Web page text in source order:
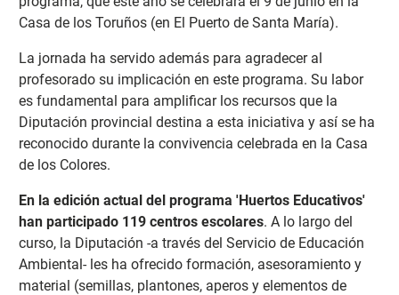
Casa de los Toruños (en El Puerto de Santa María).
La jornada ha servido además para agradecer al
profesorado su implicación en este programa. Su labor
es fundamental para amplificar los recursos que la
Diputación provincial destina a esta iniciativa y así se ha
reconocido durante la convivencia celebrada en la Casa
de los Colores.
En la edición actual del programa 'Huertos Educativos'
han participado 119 centros escolares. A lo largo del
curso, la Diputación -a través del Servicio de Educación
Ambiental- les ha ofrecido formación, asesoramiento y
material (semillas, plantones, aperos y elementos de